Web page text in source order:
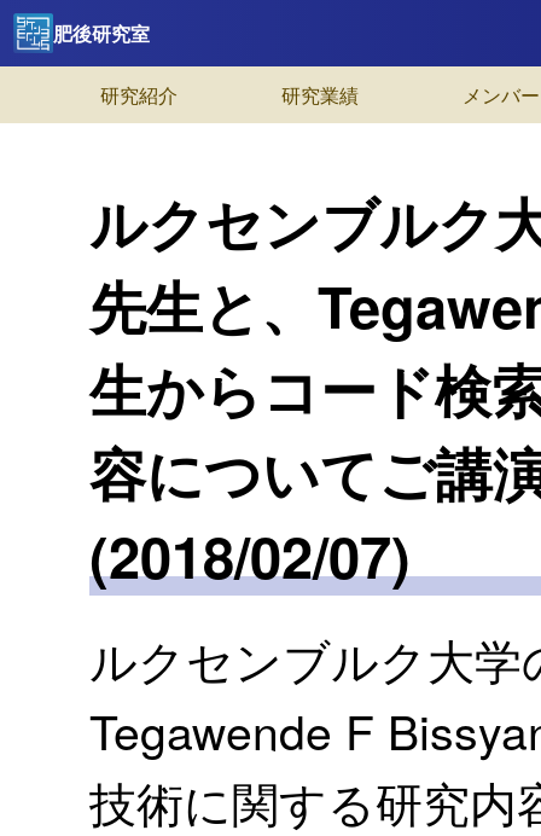
肥後研究室
研究紹介 研究業績 メンバー
ルクセンブルク
先生と、
生からコード検
容についてご講
(2018/02/07)
ルクセンブルク大
Tegawende F
技術に関する研究